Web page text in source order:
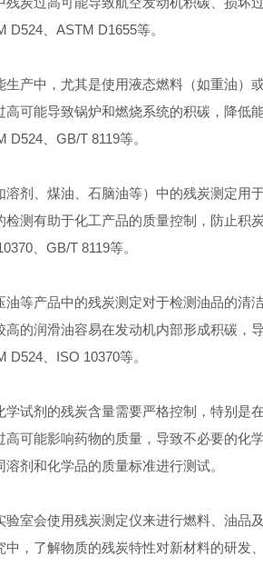
D524、ASTM D1655等。
生产中，尤其是使用液态燃料（如重油
高可能导致锅炉和燃烧系统的积碳，降低
D524、GB/T 8119等。
溶剂、煤油、石脑油等）中的残炭测定用
检测有助于化工产品的质量控制，防止积
、GB/T 8119等。
油等产品中的残炭测定对于检测油品的清
高的润滑油容易在发动机内部形成积碳，
D524、ISO 10370等。
学试剂的残炭含量需要严格控制，特别是
高可能影响药物的质量，导致不必要的化
剂和化学品的质量标准进行测试。
验室会使用残炭测定仪来进行燃料、油品
中，了解物质的残炭特性对新材料的研发